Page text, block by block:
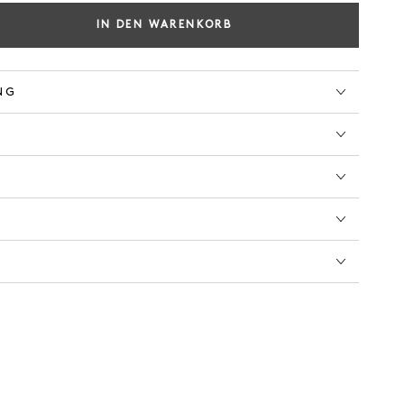
IN DEN WARENKORB